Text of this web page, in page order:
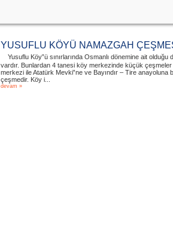
YUSUFLU KÖYÜ NAMAZGAH
Yusuflu Köy‟ü sınırlarında Osmanlı dönemine ait
vardır. Bunlardan 4 tanesi köy merkezinde küçük
merkezi ile Atatürk Mevki‟ne ve Bayındır – Tire anayoluna
çeşmedir. Köy i...
devam »